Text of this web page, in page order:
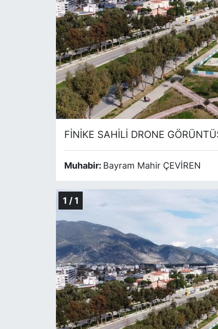
FİNİKE SAHİLİ DRONE
Muhabir: Bayram Mahir ÇEVİREN
1 / 1